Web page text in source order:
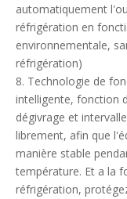
automatiquement
réfrigération en
environnementale,
réfrigération)
8. Technologie de
intelligente, fonction
dégivrage et
librement, afin que
manière stable
température. Et a la
réfrigération,